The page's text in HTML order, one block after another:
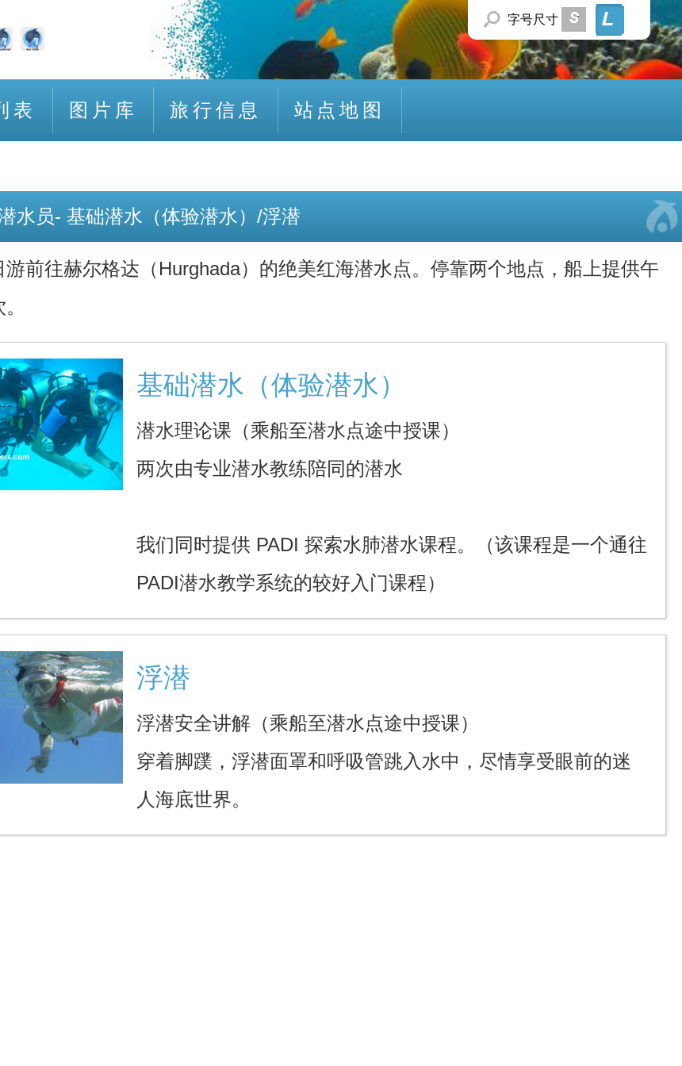
字号尺寸
表 图片库 旅行信息 站点地图
潜水员- 基础潜水（体验潜水）/浮潜
游前往赫尔格达（Hurghada）的绝美红海潜水点。停靠两个地点，船上提供午
基础潜水（体验潜水）
潜水理论课（乘船至潜水点途中授课）
两次由专业潜水教练陪同的潜水
我们同时提供 PADI 探索水肺潜水课程。（该课程是一个通往
PADI潜水教学系统的较好入门课程）
浮潜
浮潜安全讲解（乘船至潜水点途中授课）
穿着脚蹼，浮潜面罩和呼吸管跳入水中，尽情享受眼前的迷
人海底世界。